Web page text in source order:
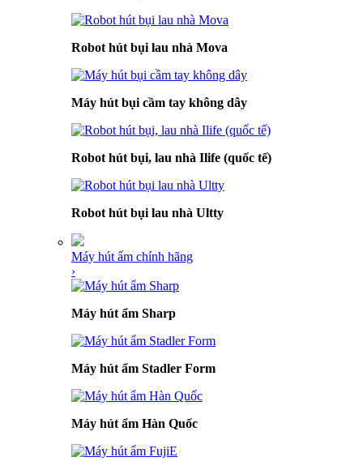
Robot hút bụi lau nhà Mova
Máy hút bụi cầm tay không dây
Robot hút bụi, lau nhà Ilife (quốc tế)
Robot hút bụi lau nhà Ultty
Máy hút ẩm chính hãng
›
Máy hút ẩm Sharp
Máy hút ẩm Stadler Form
Máy hút ẩm Hàn Quốc